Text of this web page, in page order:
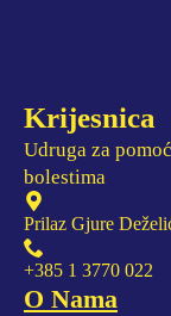
Krijesnica
Udruga za
bolestima
Prilaz Gjure
+385 1 3770 022
O Nama